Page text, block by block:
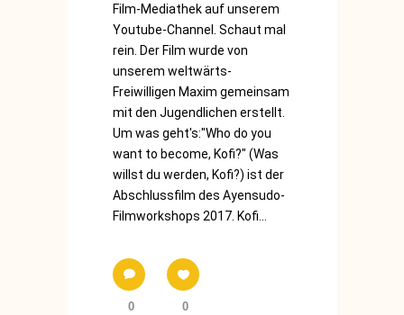
Film-Mediathek auf unserem
Youtube-Channel. Schaut mal
rein. Der Film wurde von
unserem weltwärts-
Freiwilligen Maxim gemeinsam
mit den Jugendlichen erstellt.
Um was geht's:"Who do you
want to become, Kofi?" (Was
willst du werden, Kofi?) ist der
Abschlussfilm des Ayensudo-
Filmworkshops 2017. Kofi...
0 0